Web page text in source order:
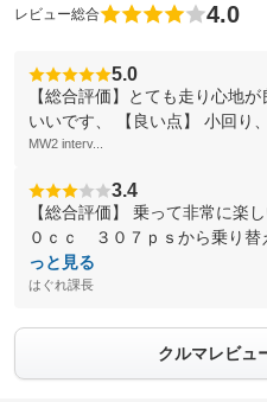
レビュー総合 4.0
5.0
【総合評価】とても走り心地
いいです、 【良い点】 小回り
MW2 interv...
3.4
【総合評価】 乗って非常に楽
０ｃｃ ３０７ｐｓから乗り替
っと見る
はぐれ課長
クルマレビュ